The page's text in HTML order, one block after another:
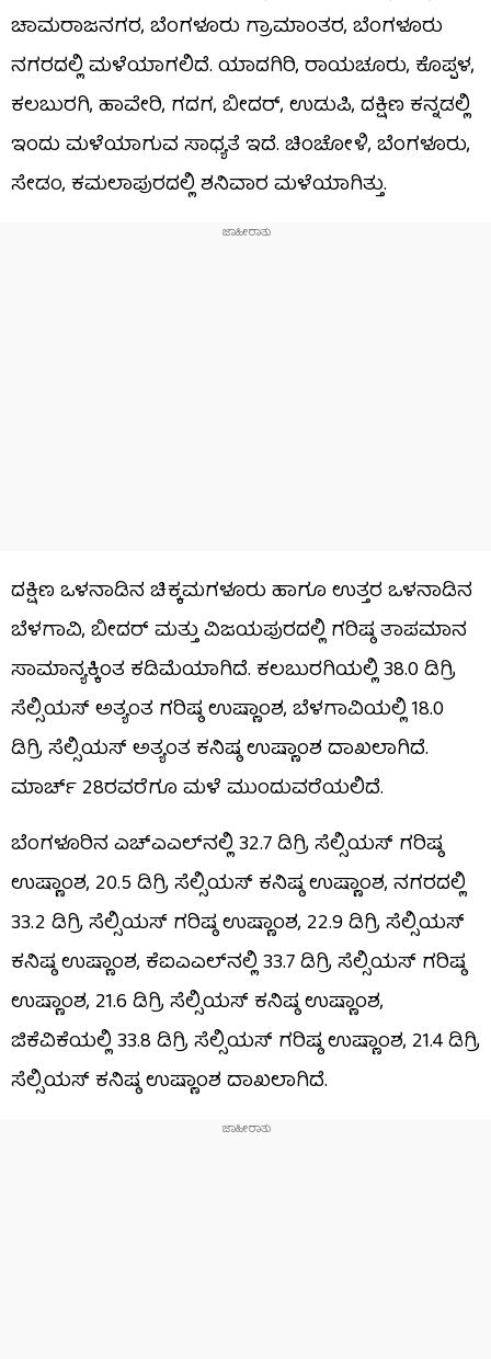
ಚಾಮರಾಜನಗರ, ಬೆಂಗಳೂರು ಗ್ರಾಮಾಂತರ, ಬೆಂಗಳೂರು
ನಗರದಲ್ಲಿ ಮಳೆಯಾಗಲಿದೆ. ಯಾದಗಿರಿ, ರಾಯಚೂರು, ಕೊಪ್ಪಳ,
ಕಲಬುರಗಿ, ಹಾವೇರಿ, ಗದಗ, ಬೀದರ್, ಉಡುಪಿ, ದಕ್ಷಿಣ ಕನ್ನಡಲ್ಲಿ
ಇಂದು ಮಳೆಯಾಗುವ ಸಾಧ್ಯತೆ ಇದೆ. ಚಿಂಚೋಳಿ, ಬೆಂಗಳೂರು,
ಸೇಡಂ, ಕಮಲಾಪುರದಲ್ಲಿ ಶನಿವಾರ ಮಳೆಯಾಗಿತ್ತು.
ದಕ್ಷಿಣ ಒಳನಾಡಿನ ಚಿಕ್ಕಮಗಳೂರು ಹಾಗೂ ಉತ್ತರ ಒಳನಾಡಿನ
ಬೆಳಗಾವಿ, ಬೀದರ್​ ಮತ್ತು ವಿಜಯಪುರದಲ್ಲಿ ಗರಿಷ್ಠ ತಾಪಮಾನ
ಸಾಮಾನ್ಯಕ್ಕಿಂತ ಕಡಿಮೆಯಾಗಿದೆ. ಕಲಬುರಗಿಯಲ್ಲಿ 38.0 ಡಿಗ್ರಿ
ಸೆಲ್ಸಿಯಸ್ ಅತ್ಯಂತ ಗರಿಷ್ಠ ಉಷ್ಣಾಂಶ, ಬೆಳಗಾವಿಯಲ್ಲಿ 18.0
ಡಿಗ್ರಿ ಸೆಲ್ಸಿಯಸ್ ಅತ್ಯಂತ ಕನಿಷ್ಠ ಉಷ್ಣಾಂಶ ದಾಖಲಾಗಿದೆ.
ಮಾರ್ಚ್​ 28ರವರೆಗೂ ಮಳೆ ಮುಂದುವರೆಯಲಿದೆ.
ಬೆಂಗಳೂರಿನ ಎಚ್​ಎಎಲ್​ನಲ್ಲಿ 32.7 ಡಿಗ್ರಿ ಸೆಲ್ಸಿಯಸ್ ಗರಿಷ್ಠ
ಉಷ್ಣಾಂಶ, 20.5 ಡಿಗ್ರಿ ಸೆಲ್ಸಿಯಸ್ ಕನಿಷ್ಠ ಉಷ್ಣಾಂಶ, ನಗರದಲ್ಲಿ
33.2 ಡಿಗ್ರಿ ಸೆಲ್ಸಿಯಸ್ ಗರಿಷ್ಠ ಉಷ್ಣಾಂಶ, 22.9 ಡಿಗ್ರಿ ಸೆಲ್ಸಿಯಸ್
ಕನಿಷ್ಠ ಉಷ್ಣಾಂಶ, ಕೆಐಎಎಲ್​ನಲ್ಲಿ 33.7 ಡಿಗ್ರಿ ಸೆಲ್ಸಿಯಸ್ ಗರಿಷ್ಠ
ಉಷ್ಣಾಂಶ, 21.6 ಡಿಗ್ರಿ ಸೆಲ್ಸಿಯಸ್ ಕನಿಷ್ಠ ಉಷ್ಣಾಂಶ,
ಜಿಕೆವಿಕೆಯಲ್ಲಿ 33.8 ಡಿಗ್ರಿ ಸೆಲ್ಸಿಯಸ್ ಗರಿಷ್ಠ ಉಷ್ಣಾಂಶ, 21.4 ಡಿಗ್ರಿ
ಸೆಲ್ಸಿಯಸ್ ಕನಿಷ್ಠ ಉಷ್ಣಾಂಶ ದಾಖಲಾಗಿದೆ.